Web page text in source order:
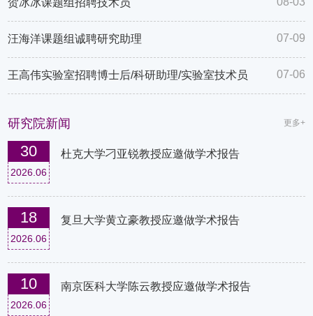
励和支持开拓性、系统性的科学探索，致力
成为拥有一批国际公认学术权威和“学者型
研究环境”的国际一流生物医学研究创新中
心。
07-09
汪海洋课题组诚聘研究助理
07-06
王高伟实验室招聘博士后/科研助理/实验室技术员
研究院新闻 更多+
30
2026.06
杜克大学刁亚锐教授应邀做学术报告
18
2026.06
复旦大学黄立豪教授应邀做学术报告
10
2026.06
南京医科大学陈云教授应邀做学术报告